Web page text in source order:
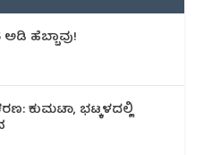
ಅಡಿ ಹೆಬ್ಬಾವು!
ಕುಮಟಾ, ಭಟ್ಕಳದಲ್ಲಿ